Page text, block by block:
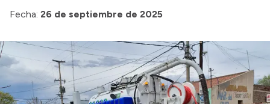
Convocatorias
Intranet
Login
Fecha: 26 de septiembre de 2025